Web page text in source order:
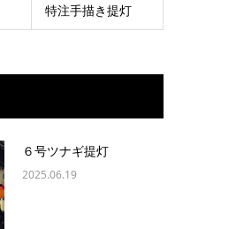
特注手描き提灯
６号ツナギ提灯
2025.06.19